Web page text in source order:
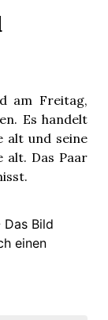
am Freitag,
Es handelt
alt und seine
alt. Das Paar